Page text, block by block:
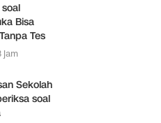
Bisa
Tes
jam
Sekolah
soal